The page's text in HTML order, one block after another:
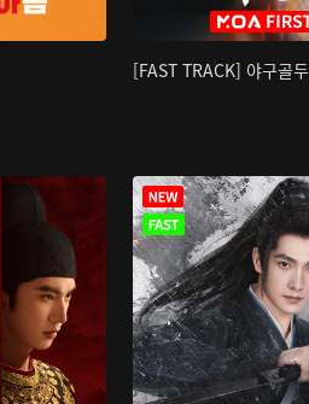
[FAST TRACK] 야구골두